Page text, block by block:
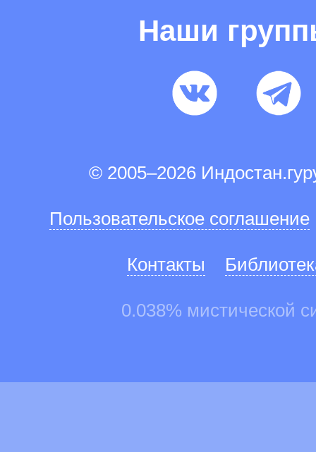
Наши
© 2005–2026
Пользовательское соглашение
Контакты
0.038% мистической